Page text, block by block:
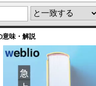
意味・解説